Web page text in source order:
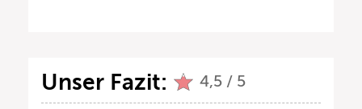
Unser Fazit: 4,5 / 5